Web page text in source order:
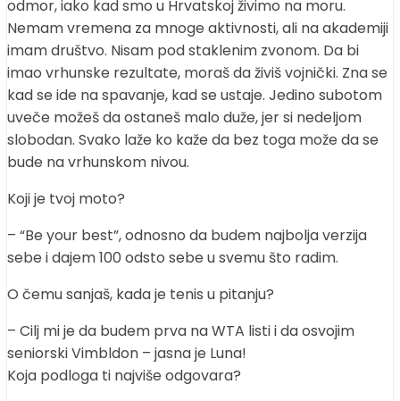
odmor, iako kad smo u Hrvatskoj živimo na moru.
Nemam vremena za mnoge aktivnosti, ali na akademiji
imam društvo. Nisam pod staklenim zvonom. Da bi
imao vrhunske rezultate, moraš da živiš vojnički. Zna se
kad se ide na spavanje, kad se ustaje. Jedino subotom
uveče možeš da ostaneš malo duže, jer si nedeljom
slobodan. Svako laže ko kaže da bez toga može da se
bude na vrhunskom nivou.
Koji je tvoj moto?
– “Be your best”, odnosno da budem najbolja verzija
sebe i dajem 100 odsto sebe u svemu što radim.
O čemu sanjaš, kada je tenis u pitanju?
– Cilj mi je da budem prva na WTA listi i da osvojim
seniorski Vimbldon – jasna je Luna!
Koja podloga ti najviše odgovara?